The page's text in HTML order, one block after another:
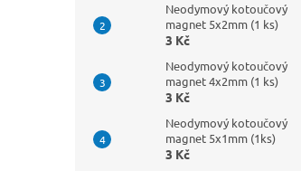
Neodymový kotoučový
magnet 5x2mm (1 ks)
3 Kč
Neodymový kotoučový
magnet 4x2mm (1 ks)
3 Kč
Neodymový kotoučový
magnet 5x1mm (1ks)
3 Kč